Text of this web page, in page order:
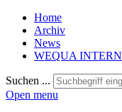
Home
Archiv
News
WEQUA INTERN
Suchen ...
Open menu